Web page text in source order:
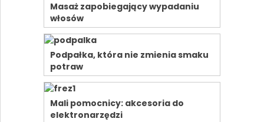
Masaż zapobiegający wypadaniu
włosów
Podpałka, która nie zmienia smaku
potraw
Mali pomocnicy: akcesoria do
elektronarzędzi